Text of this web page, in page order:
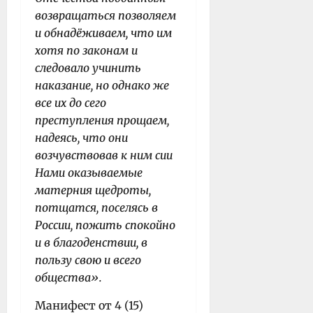
возвращаться позволяем
и обнадёживаем, что им
хотя по законам и
следовало учинить
наказание, но однако же
все их до сего
преступления прощаем,
надеясь, что они
возчувствовав к ним сии
Нами оказываемые
матерния щедроты,
потщатся, поселясь в
России, пожить спокойно
и в благоденствии, в
пользу свою и всего
общества».
Манифест от 4 (15)